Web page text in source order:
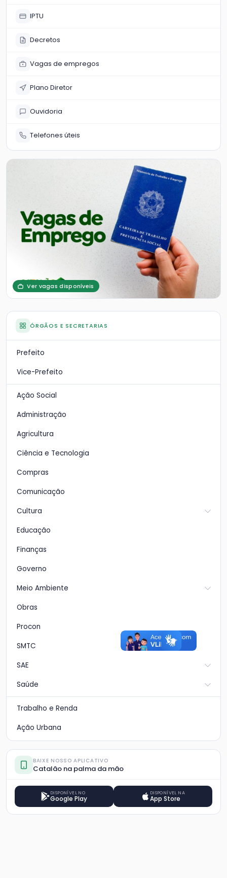
IPTU
Decretos
Vagas de empregos
Plano Diretor
Ouvidoria
Telefones úteis
Ver vagas disponíveis
ÓRGÃOS E SECRETARIAS
Prefeito
Vice-Prefeito
Ação Social
Administração
Agricultura
Ciência e Tecnologia
Compras
Comunicação
Cultura
Educação
Finanças
Governo
Meio Ambiente
Obras
Procon
SMTC
SAE
Saúde
Trabalho e Renda
Ação Urbana
BAIXE NOSSO APLICATIVO
Catalão na palma da mão
DISPONÍVEL NO
Google Play
DISPONÍVEL NA
App Store